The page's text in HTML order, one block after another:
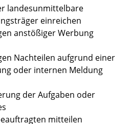
landesunmittelbare
einreichen
anstößiger Werbung
Nachteilen aufgrund einer
oder internen Meldung
der Aufgaben oder
mitteilen